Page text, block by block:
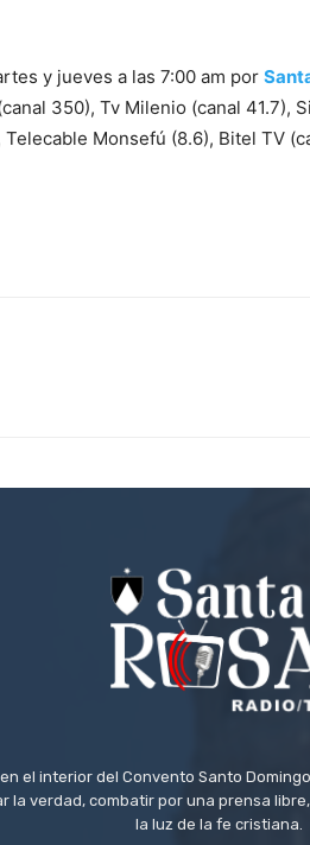
y jueves a las 7:00 am por
350), Tv Milenio (canal 41.7),
Telecable Monsefú (8.6), Bitel TV
el interior del Convento Santo
la verdad, combatir por una prensa
la luz de la fe cristiana.